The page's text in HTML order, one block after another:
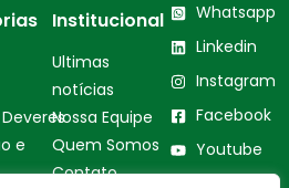
e
Institucional
Ultimas
notícias
Nossa Equipe
Quem Somos
Contato
Whatsapp
Linkedin
Instagram
Facebook
Youtube